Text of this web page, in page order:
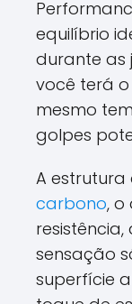
equilíbrio
durante as
você terá
mesmo
golpes
A estrutura
carbono, o
sensação
superfície